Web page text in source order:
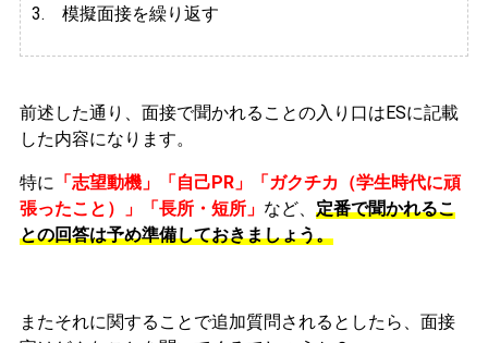
3. 模擬面接を繰り返す
前述した通り、面接で聞かれることの入り口はESに記載
した内容になります。
特に 「志望動機」「自己PR」「ガクチカ（学生時代に頑
張ったこと）」「長所・短所」 など、 定番で聞かれるこ
との回答は予め準備しておきましょう。
またそれに関することで追加質問されるとしたら、面接